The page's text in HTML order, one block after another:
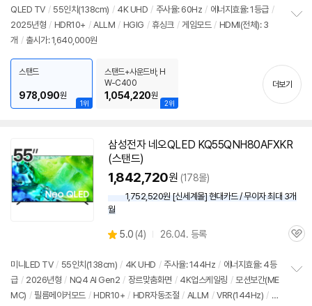
QLED TV / 55인치 (138cm) / 4K UHD / 주사율: 60Hz / 에너지효율: 1등급 /
2025년형 / HDR10+ / ALLM / HGIG / 휴싱크 / 게임모드 / HDMI(전체): 3
개 / 출시가: 1,640,000원
기
1위
스탠드
978,090원
2위
스탠드+사운드바, H
W-C400
1,054,220원
더보기
삼성전자 네오QLED KQ55QNH80AFXKR
(스탠드)
1,842,720원 (178몰)
1,752,520원 [신세계몰] 현대카드 / 무이자 최대 3개
월
별
5.0 (상
리
뷰
4) 26.04. 등록
관
미니LED TV / 55인치 (138cm) / 4K UHD / 주사율: 144Hz / 에너지효율: 4등
급 / 2026년형 / NQ4 AI Gen2 / 장르맞춤화면 / 4K업스케일링 / 모션보간(ME
MC) / 필름메이커모드 / HDR10+ / HDR자동조절 / ALLM / VRR(144Hz) / H